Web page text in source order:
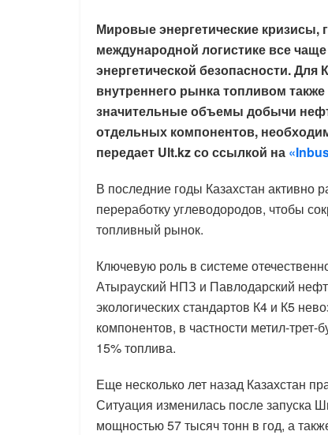
Мировые энергетические кризисы,
международной логистике все
энергетической безопасности. Для
внутреннего рынка топливом
значительные объемы добычи
отдельных компонентов,
передает Ult.kz со ссылкой на
В последние годы Казахстан активно
переработку углеводородов, чтобы
топливный рынок.
Ключевую роль в системе
Атырауский НПЗ и Павлодарский
экологических стандартов К4 и К5
компонентов, в частности метил-
15% топлива.
Еще несколько лет назад Казахстан
Ситуация изменилась после запуска
мощностью 57 тысяч тонн в год, а